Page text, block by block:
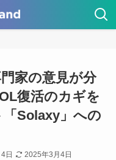
家の意見が分
復活のカギを
Solaxy」への
日 2025年3月4日